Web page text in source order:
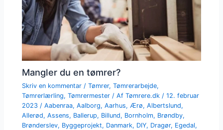
Mangler du en tømrer?
Skriv en kommentar /Tømrer,Tømrerarbejde,
Tømrerlærling,Tømrermester / AfTømrere.dk/12. februar
2023/Aabenraa,Aalborg,Aarhus,Ærø,Albertslund,
Allerød,Assens, Ballerup, Billund, Bornholm, Brøndby,
Brønderslev, Byggeprojekt, Danmark, DIY, Dragør, Egedal,